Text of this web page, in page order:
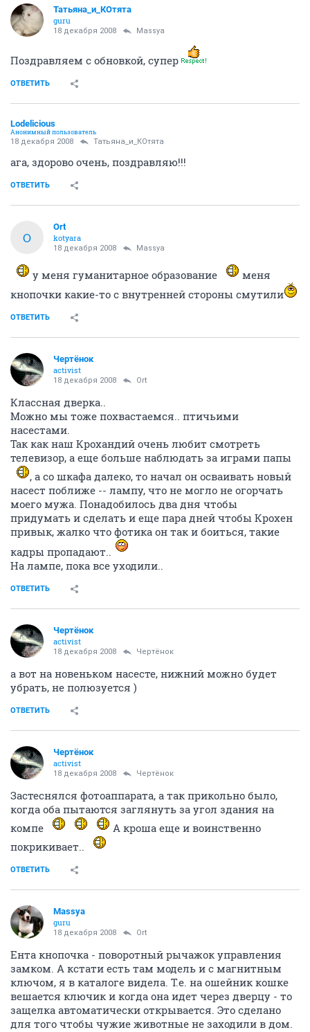
Татьяна_и_КОтята
guru
18 декабря 2008 Massya
Поздравляем с обновкой, супер
ОТВЕТИТЬ
Lodelicious
Анонимный пользователь
18 декабря 2008 Татьяна_и_КОтята
ага, здорово очень, поздравляю!!!
ОТВЕТИТЬ
O
Ort
kotyara
18 декабря 2008 Massya
у меня гуманитарное образование
меня
кнопочки какие-то с внутренней стороны смутили
ОТВЕТИТЬ
Чeртёнок
activist
18 декабря 2008 Ort
Классная дверка..
Можно мы тоже похвастаемся.. птичьими
насестами.
Так как наш Крохандий очень любит смотреть
телевизор, а еще больше наблюдать за играми папы
, а со шкафа далеко, то начал он осваивать новый
насест поближе -- лампу, что не могло не огорчать
моего мужа. Понадобилось два дня чтобы
придумать и сделать и еще пара дней чтобы Крохен
привык, жалко что фотика он так и боиться, такие
кадры пропадают..
На лампе, пока все уходили..
ОТВЕТИТЬ
Чeртёнок
activist
18 декабря 2008 Чeртёнок
а вот на новеньком насесте, нижний можно будет
убрать, не полюзуется )
ОТВЕТИТЬ
Чeртёнок
activist
18 декабря 2008 Чeртёнок
Застеснялся фотоаппарата, а так прикольно было,
когда оба пытаются заглянуть за угол здания на
компе
А кроша еще и воинственно
покрикивает..
ОТВЕТИТЬ
Massya
guru
18 декабря 2008 Ort
Ента кнопочка - поворотный рычажок управления
замком. А кстати есть там модель и с магнитным
ключом, я в каталоге видела. Т.е. на ошейник кошке
вешается ключик и когда она идет через дверцу - то
защелка автоматически открывается. Это сделано
для того чтобы чужие животные не заходили в дом.